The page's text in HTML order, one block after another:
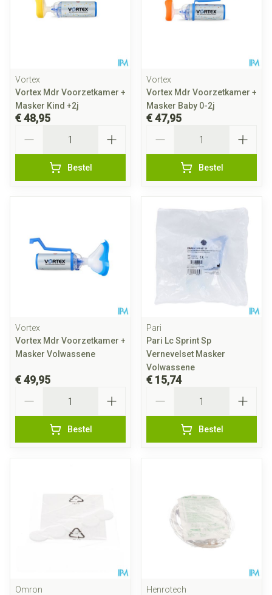
Vortex
Vortex Mdr Voorzetkamer +
Masker Kind +2j
€ 48,95
Bestel
Vortex
Vortex Mdr Voorzetkamer +
Masker Baby 0-2j
€ 47,95
Bestel
Vortex
Vortex Mdr Voorzetkamer +
Masker Volwassene
€ 49,95
Bestel
Pari
Pari Lc Sprint Sp
Vernevelset Masker
Volwassene
€ 15,74
Bestel
Omron
Henrotech